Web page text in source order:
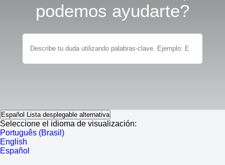
podemos ayudarte?
Español Lista desplegable alternativa
Seleccione el idioma de visualización:
Português (Brasil)
English
Español